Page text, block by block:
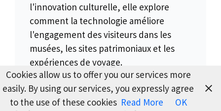
l'innovation culturelle, elle explore
comment la technologie améliore
l'engagement des visiteurs dans les
musées, les sites patrimoniaux et les
expériences de voyage.
Cookies allow us to offer you our services more
easily. By using our services, you expressly agree
to the use of these cookies Read More OK